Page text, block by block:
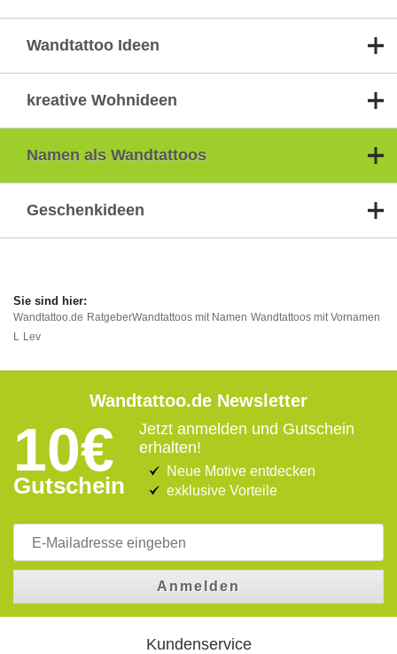
Wandtattoo Ideen
kreative Wohnideen
Namen als Wandtattoos
Geschenkideen
Wandtattoo.de RatgeberWandtattoos mit Namen Wandtattoos mit Vornamen
L Lev
Wandtattoo.de Newsletter
10€
Gutschein
Jetzt anmelden und Gutschein
erhalten!
Neue Motive entdecken
exklusive Vorteile
Anmelden
Kundenservice